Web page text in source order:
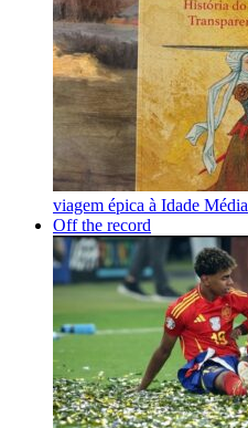
viagem épica à Idade Média
Off the record